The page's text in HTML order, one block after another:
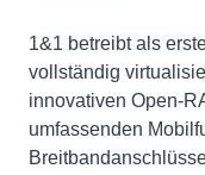
1&1 betreibt als
vollständig
innovativen Open-
umfassenden